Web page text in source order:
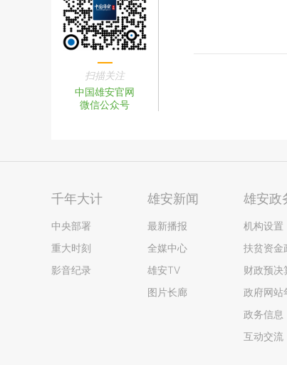
扫描关注
中国雄安官网
微信公众号
千年大计
中央部署
重大时刻
影音纪录
雄安新闻
最新播报
全媒中心
雄安TV
图片长廊
雄安政
机构设置
扶贫资金
财政预决
政府网站
政务信息
互动交流